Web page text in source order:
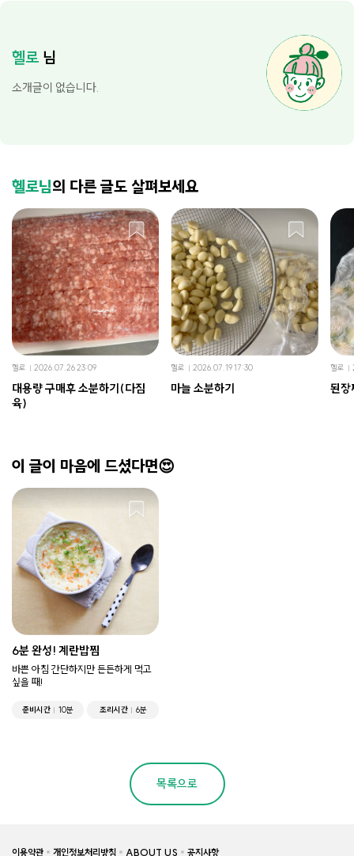
헬로 님
소개글이 없습니다.
헬로님의 다른 글도 살펴보세요
헬로 2026.07.26 23:09
대용량 구매후 소분하기(다짐
육)
헬로 2026.07.19 17:30
마늘 소분하기
헬로
된장
이 글이 마음에 드셨다면😍
6분 완성! 계란밥찜
바쁜 아침 간단하지만 든든하게 먹고
싶을 때!
준비시간 10분 조리시간 6분
목록으로
이용약관 개인정보처리방침 ABOUT US 공지사항